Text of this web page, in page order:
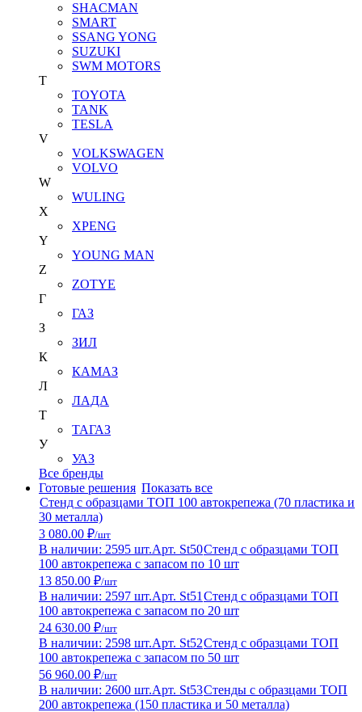
SHACMAN
SMART
SSANG YONG
SUZUKI
SWM MOTORS
T
TOYOTA
TANK
TESLA
V
VOLKSWAGEN
VOLVO
W
WULING
X
XPENG
Y
YOUNG MAN
Z
ZOTYE
Г
ГАЗ
З
ЗИЛ
К
КАМАЗ
Л
ЛАДА
Т
ТАГАЗ
У
УАЗ
Все бренды
Готовые решения Показать все
Стенд с образцами ТОП 100 автокрепежа (70 пластика и
30 металла)
3 080.00 ₽/шт
В наличии: 2595 шт.Арт. St50Стенд с образцами ТОП
100 автокрепежа с запасом по 10 шт
13 850.00 ₽/шт
В наличии: 2597 шт.Арт. St51 Стенд с образцами ТОП
100 автокрепежа с запасом по 20 шт
24 630.00 ₽/шт
В наличии: 2598 шт.Арт. St52Стенд с образцами ТОП
100 автокрепежа с запасом по 50 шт
56 960.00 ₽/шт
В наличии: 2600 шт.Арт. St53Стенды с образцами ТОП
200 автокрепежа (150 пластика и 50 металла)